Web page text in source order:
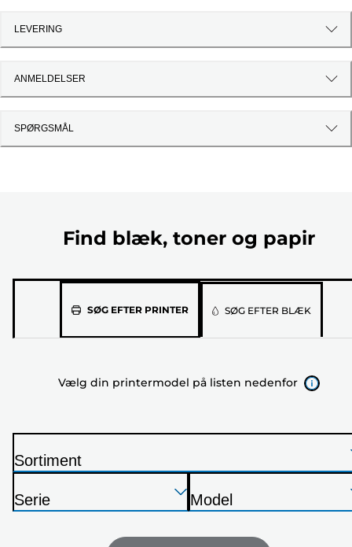
LEVERING
ANMELDELSER
SPØRGSMÅL
Find blæk, toner og papir
SØG EFTER PRINTERVælg
listen
SØG EFTER BLÆK
Vælg din printermodel på listen nedenfor
Tryk
Enter
P
Sortiment
Tryk
Enter
P
Serie
Tryk
Enter
P
r
Model